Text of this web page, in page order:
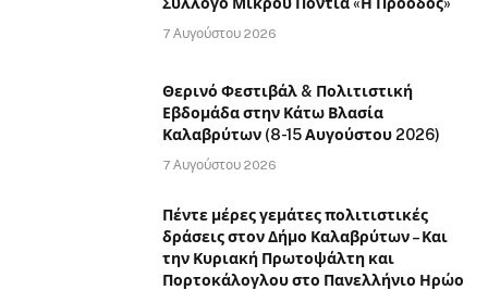
7 Αυγούστου 2026
Θερινό Φεστιβάλ & Πολιτιστική
Εβδομάδα στην Κάτω Βλασία
Καλαβρύτων (8-15 Αυγούστου 2026)
7 Αυγούστου 2026
Πέντε μέρες γεμάτες πολιτιστικές
δράσεις στον Δήμο Καλαβρύτων – Και
την Κυριακή Πρωτοψάλτη και
Πορτοκάλογλου στο Πανελλήνιο Ηρώο